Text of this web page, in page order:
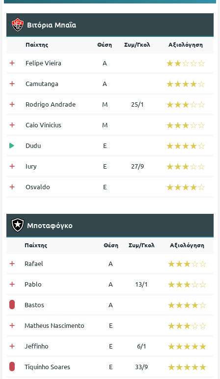
Βιτόρια Μπαΐα
Παίχτης Θέση Συμ/Γκολ Αξιολόγηση
Felipe Vieira Α ☆☆☆☆☆
★★★★★
Camutanga Α ☆☆☆☆☆
★★★★★
Rodrigo Andrade Μ 25/1 ☆☆☆☆☆
★★★★★
Caio Vinicius Μ ☆☆☆☆☆
★★★★★
Dudu Ε ☆☆☆☆☆
★★★★★
Iury Ε 27/9 ☆☆☆☆☆
★★★★★
Osvaldo Ε ☆☆☆☆☆
★★★★★
Μποταφόγκο
Παίχτης Θέση Συμ/Γκολ Αξιολόγηση
Rafael Α ☆☆☆☆☆
★★★★★
Pablo Α 13/1 ☆☆☆☆☆
★★★★★
Bastos Α ☆☆☆☆☆
★★★★★
Matheus Nascimento Ε ☆☆☆☆☆
★★★★★
Jeffinho Ε 6/1 ☆☆☆☆☆
★★★★★
Tiquinho Soares Ε 33/9 ☆☆☆☆☆
★★★★★